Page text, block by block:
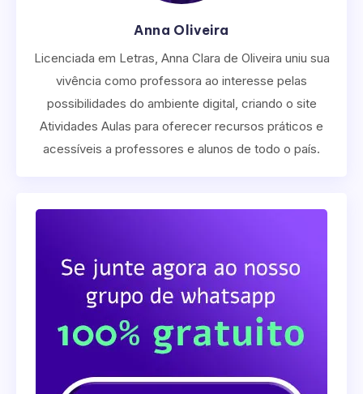
Anna Oliveira
Licenciada em Letras, Anna Clara de Oliveira uniu sua
vivência como professora ao interesse pelas
possibilidades do ambiente digital, criando o site
Atividades Aulas para oferecer recursos práticos e
acessíveis a professores e alunos de todo o país.